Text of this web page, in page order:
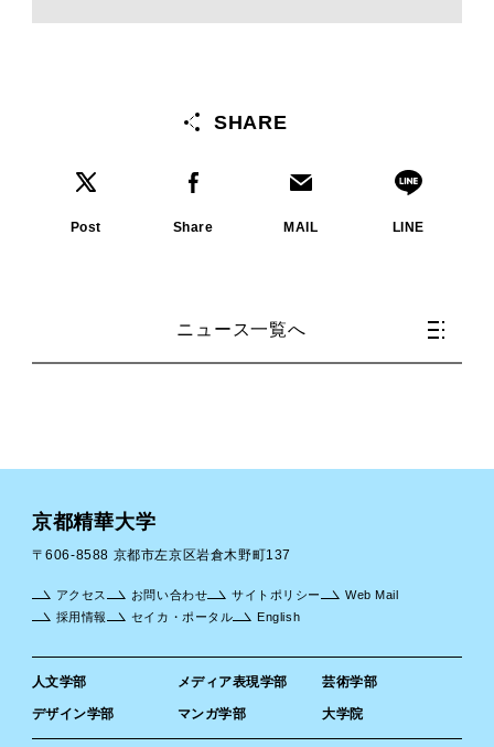
SHARE
Post Share MAIL LINE
ニュース一覧へ
京都精華大学
〒606-8588 京都市左京区岩倉木野町137
人文学部 メディア表現学部 芸術学部
デザイン学部 マンガ学部 大学院
アクセス お問い合わせ サイトポリシー
Web Mail
採用情報
セイカ・ポータル English